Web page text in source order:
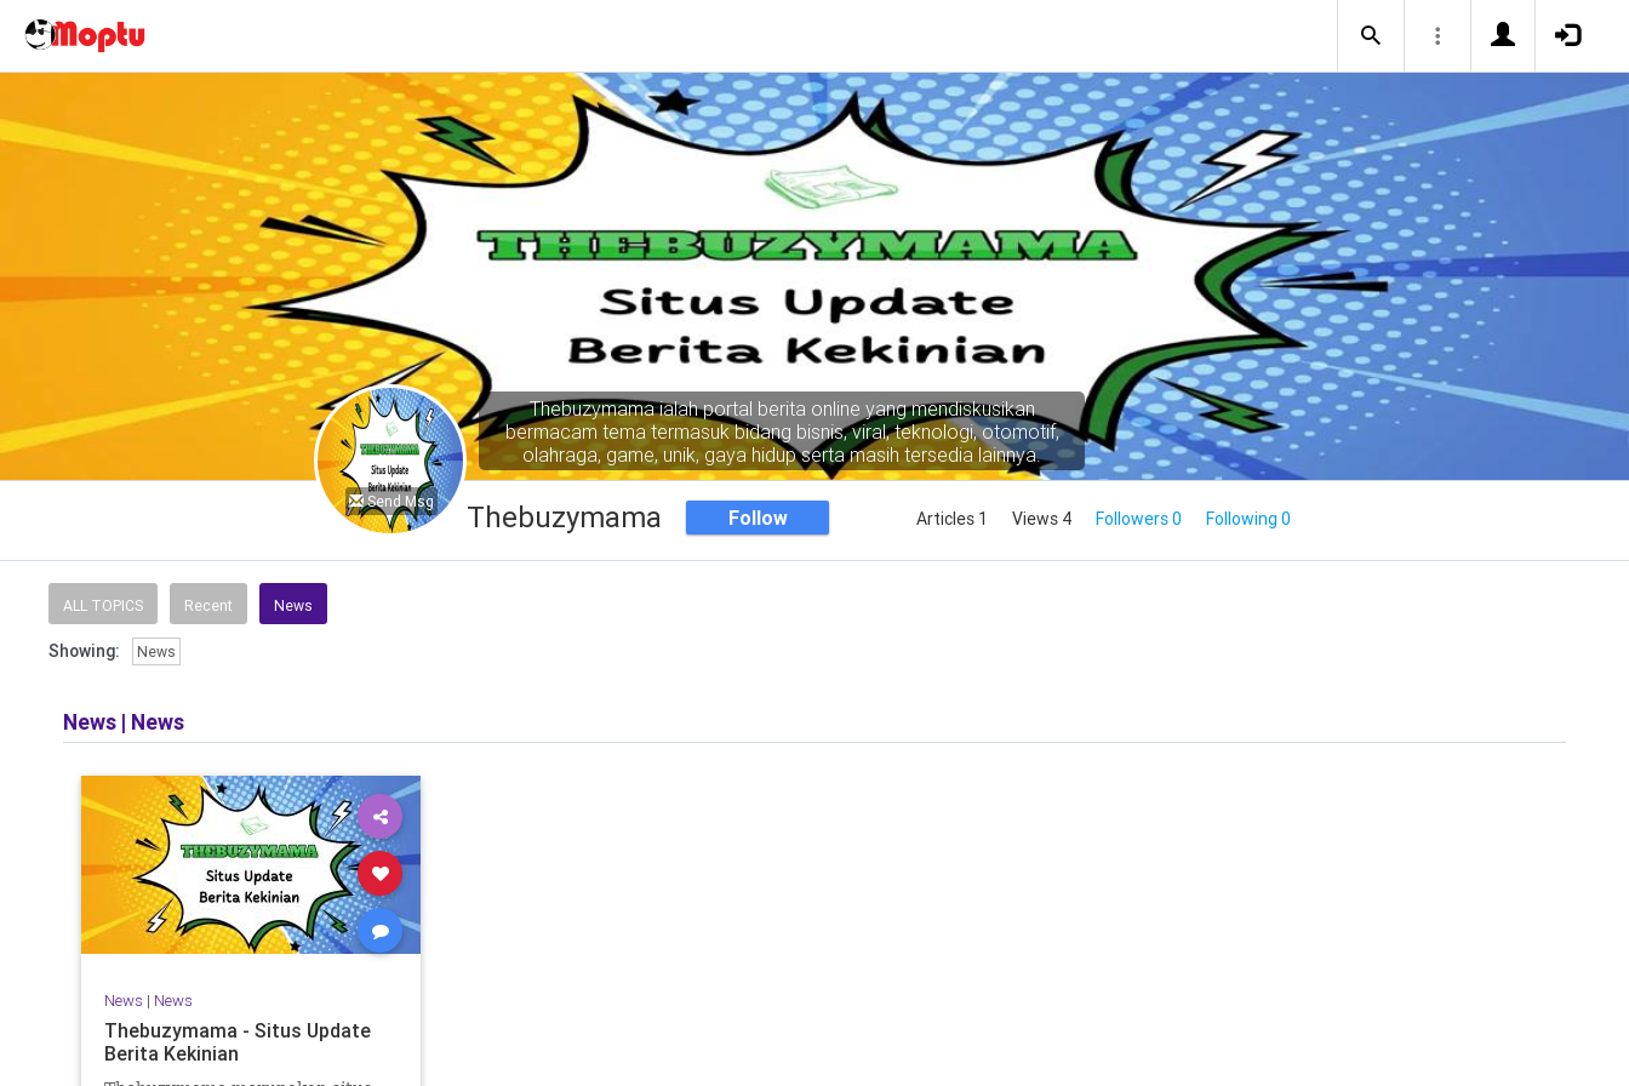
Send Msg
Thebuzymama ialah portal berita online yang mendiskusikan
bermacam tema termasuk bidang bisnis, viral, teknologi, otomotif,
olahraga, game, unik, gaya hidup serta masih tersedia lainnya.
Thebuzymama Follow Articles 1 Views 4 Followers 0 Following 0
ALL TOPICS Recent News
Showing: News
News | News
News | News
Thebuzymama - Situs Update
Berita Kekinian